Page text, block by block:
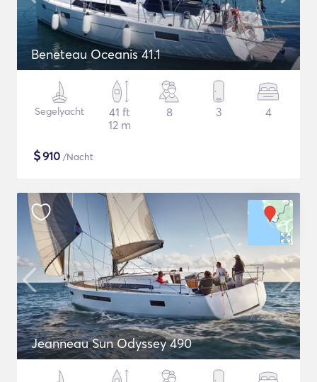
Beneteau Oceanis 41.1
Segelyacht
41 ft
12 m
8 3 4
$910 /Nacht
Jeanneau Sun Odyssey 490